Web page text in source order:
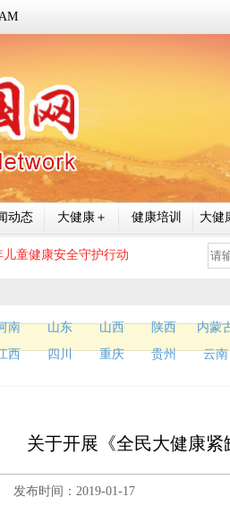
动态 大健康＋ 健康培训 大健
童健康安全守护行动
南 山东 山西 陕西 内蒙
西 四川 重庆 贵州 云南
关于开展《全民大健康
发布时间：2019-01-17